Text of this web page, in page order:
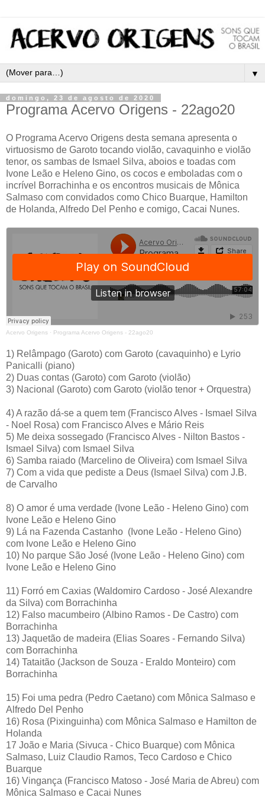
▼
domingo, 23 de agosto de 2020
Programa Acervo Origens - 22ago20
O Programa Acervo Origens desta semana apresenta o
virtuosismo de Garoto tocando violão, cavaquinho e violão
tenor, os sambas de Ismael Silva, aboios e toadas com
Ivone Leão e Heleno Gino, os cocos e emboladas com o
incrível Borrachinha e os encontros musicais de Mônica
Salmaso com convidados como Chico Buarque, Hamilton
de Holanda, Alfredo Del Penho e comigo, Cacai Nunes.
Acervo Origens · Programa Acervo Origens - 22ago20
1) Relâmpago (Garoto) com Garoto (cavaquinho) e Lyrio
Panicalli (piano)
2) Duas contas (Garoto) com Garoto (violão)
3) Nacional (Garoto) com Garoto (violão tenor + Orquestra)
4) A razão dá-se a quem tem (Francisco Alves - Ismael Silva
- Noel Rosa) com Francisco Alves e Mário Reis
5) Me deixa sossegado (Francisco Alves - Nilton Bastos -
Ismael Silva) com Ismael Silva
6) Samba raiado (Marcelino de Oliveira) com Ismael Silva
7) Com a vida que pediste a Deus (Ismael Silva) com J.B.
de Carvalho
8) O amor é uma verdade (Ivone Leão - Heleno Gino) com
Ivone Leão e Heleno Gino
9) Lá na Fazenda Castanho (Ivone Leão - Heleno Gino)
com Ivone Leão e Heleno Gino
10) No parque São José (Ivone Leão - Heleno Gino) com
Ivone Leão e Heleno Gino
11) Forró em Caxias (Waldomiro Cardoso - José Alexandre
da Silva) com Borrachinha
12) Falso macumbeiro (Albino Ramos - De Castro) com
Borrachinha
13) Jaquetão de madeira (Elias Soares - Fernando Silva)
com Borrachinha
14) Tataitão (Jackson de Souza - Eraldo Monteiro) com
Borrachinha
15) Foi uma pedra (Pedro Caetano) com Mônica Salmaso e
Alfredo Del Penho
16) Rosa (Pixinguinha) com Mônica Salmaso e Hamilton de
Holanda
17 João e Maria (Sivuca - Chico Buarque) com Mônica
Salmaso, Luiz Claudio Ramos, Teco Cardoso e Chico
Buarque
16) Vingança (Francisco Matoso - José Maria de Abreu) com
Mônica Salmaso e Cacai Nunes